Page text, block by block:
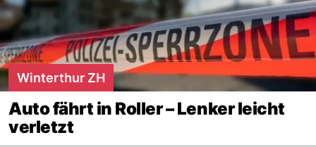
Winterthur ZH
Auto fährt in Roller – Lenker leicht
verletzt